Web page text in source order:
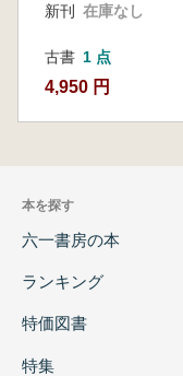
新刊 在庫なし
古書 1 点
4,950 円
本を探す
六一書房の本
ランキング
特価図書
特集